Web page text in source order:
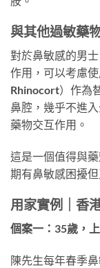
與其他過敏藥
對於鼻敏感的男
作用，可以考慮
Rhinocort）作為
鼻腔，幾乎不進
藥物交互作用。
這是一個值得與
期有鼻敏感困擾
用家實例｜香
個案一：35歲，
陳先生每年春季